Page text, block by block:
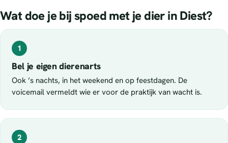
Wat doe je bij spoed met je dier in Diest?
1
Bel je eigen dierenarts
Ook ’s nachts, in het weekend en op feestdagen. De
voicemail vermeldt wie er voor de praktijk van wacht is.
2